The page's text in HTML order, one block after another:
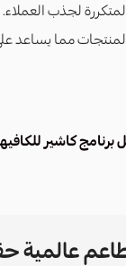
لجذب العملاء.
مما يساعد
برنامج كاشير
عالمية